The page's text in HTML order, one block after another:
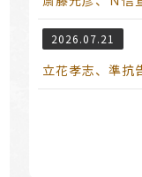
2026.07.21
立花孝志、準抗